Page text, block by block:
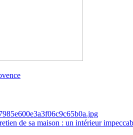
de sa maison : un intérieur